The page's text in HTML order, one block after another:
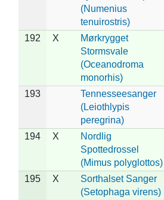
(Numenius
tenuirostris)
192 X
Mørkrygget
Stormsvale
(Oceanodroma
monorhis)
193
Tennesseesanger
(Leiothlypis
peregrina)
194 X
Nordlig
Spottedrossel
(Mimus polyglottos)
195 X
Sorthalset Sanger
(Setophaga virens)